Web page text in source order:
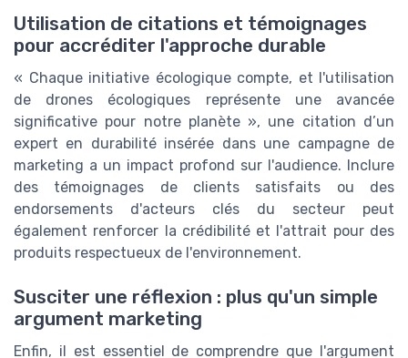
Utilisation de citations et témoignages
pour accréditer l'approche durable
« Chaque initiative écologique compte, et l'utilisation
de drones écologiques représente une avancée
significative pour notre planète », une citation d’un
expert en durabilité insérée dans une campagne de
marketing a un impact profond sur l'audience. Inclure
des témoignages de clients satisfaits ou des
endorsements d'acteurs clés du secteur peut
également renforcer la crédibilité et l'attrait pour des
produits respectueux de l'environnement.
Susciter une réflexion : plus qu'un simple
argument marketing
Enfin, il est essentiel de comprendre que l'argument